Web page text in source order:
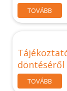
TOVÁBB
döntéséről
TOVÁBB